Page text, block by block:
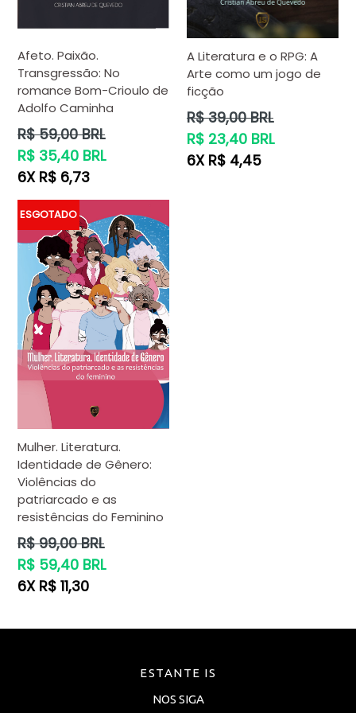
Afeto. Paixão.
Transgressão: No
romance Bom-Crioulo de
Adolfo Caminha
Preço
normal
R$ 59,00 BRL
R$ 35,40 BRL
6X R$ 6,73
A Literatura e o RPG: A
Arte como um jogo de
ficção
Preço
normal
R$ 39,00 BRL
R$ 23,40 BRL
6X R$ 4,45
ESGOTADO
Mulher. Literatura.
Identidade de Gênero:
Violências do
patriarcado e as
resistências do Feminino
Preço
normal
R$ 99,00 BRL
R$ 59,40 BRL
6X R$ 11,30
ESTANTE IS
NOS SIGA